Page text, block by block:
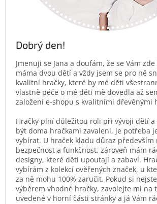
Dobrý den!
Jmenuji se Jana a doufám, že se Vám zde
máma dvou dětí a vždy jsem se pro ně
kvalitní hračky, které by mé děti
vlastně péče o mé děti mě dovedla až
založení e-shopu s kvalitními dřevěnými
Hračky plní důležitou roli při vývoji dětí a
být doma hračkami zavaleni, je potřeba
vybírat. U hraček kladu důraz především
bezpečnost a funkčnost, zároveň mám
designy, které děti upoutají a zabaví.
vybírám z kolekcí ověřených značek, u
za ně mohu 100% zaručit. Pokud si
výběrem vhodné hračky, zavolejte mi na
uvedené v horní části stránky a já Vám